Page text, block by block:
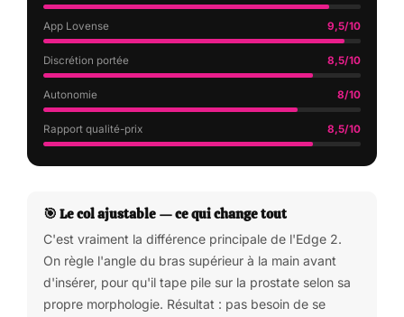
App Lovense 9,5/10
Discrétion portée 8,5/10
Autonomie 8/10
Rapport qualité-prix 8,5/10
🎯 Le col ajustable — ce qui change tout
C'est vraiment la différence principale de l'Edge 2.
On règle l'angle du bras supérieur à la main avant
d'insérer, pour qu'il tape pile sur la prostate selon sa
propre morphologie. Résultat : pas besoin de se